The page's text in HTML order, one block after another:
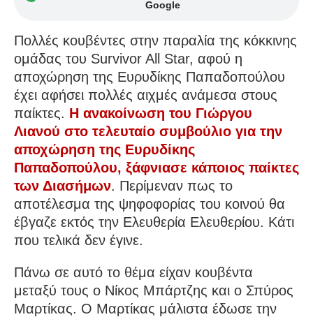
Google
Πολλές κουβέντες στην παραλία της κόκκινης
ομάδας του Survivor All Star, αφού η
αποχώρηση της Ευρυδίκης Παπαδοπούλου
έχει αφήσει πολλές αιχμές ανάμεσα στους
παίκτες. Η ανακοίνωση του Γιώργου
Λιανού στο τελευταίο συμβούλιο για την
αποχώρηση της Ευρυδίκης
Παπαδοπούλου, ξάφνιασε κάποιος παίκτες
των Διασήμων. Περίμεναν πως το
αποτέλεσμα της ψηφοφορίας του κοινού θα
έβγαζε εκτός την Ελευθερία Ελευθερίου. Κάτι
που τελικά δεν έγινε.
Πάνω σε αυτό το θέμα είχαν κουβέντα
μεταξύ τους ο Νίκος Μπάρτζης και ο Σπύρος
Μαρτίκας. Ο Μαρτίκας μάλιστα έδωσε την